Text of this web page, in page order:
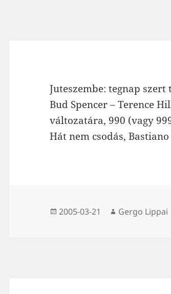
Juteszembe: tegnap
Bud Spencer – Terence
változatára, 990 (vagy
Hát nem csodás,
Közzétéve
2005-03-21 Szerző
Gergo Lippai